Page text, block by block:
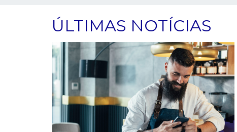
ÚLTIMAS NOTÍCIAS